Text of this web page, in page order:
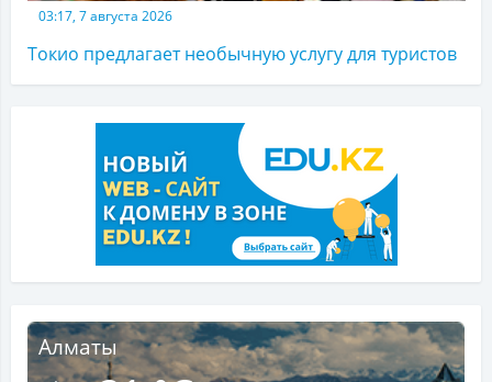
03:17, 7 августа 2026
Токио предлагает необычную услугу для туристов
Алматы